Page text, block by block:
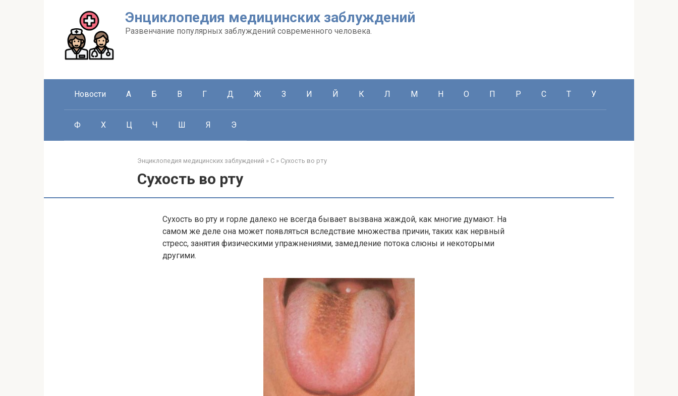
Энциклопедия медицинских заблуждений
Развенчание популярных заблуждений современного человека.
Новости А Б В Г Д Ж З И Й К Л М Н О П Р С Т У
Ф Х Ц Ч Ш Я Э
Энциклопедия медицинских заблуждений » С » Сухость во рту
Сухость во рту
Сухость во рту и горле далеко не всегда бывает вызвана жаждой, как многие думают. На
самом же деле она может появляться вследствие множества причин, таких как нервный
стресс, занятия физическими упражнениями, замедление потока слюны и некоторыми
другими.